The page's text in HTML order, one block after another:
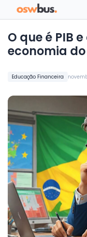
Educação Financeira
O que é PIB e como ele impacta a
economia